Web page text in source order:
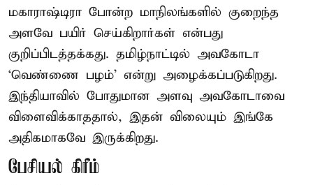
மகாராஷ்டிரா போன்ற மாநிலங்களில் குறைந்த
அளவே பயிர் செய்கிறார்கள் என்பது
குறிப்பிடத்தக்கது. தமிழ்நாட்டில் அவகோடா
‘வெண்ணை பழம்’ என்று அழைக்கப்படுகிறது.
இந்தியாவில் போதுமான அளவு அவகோடாவை
விளைவிக்காததால், இதன் விலையும் இங்கே
அதிகமாகவே இருக்கிறது.
பேசியல் கிரீம்